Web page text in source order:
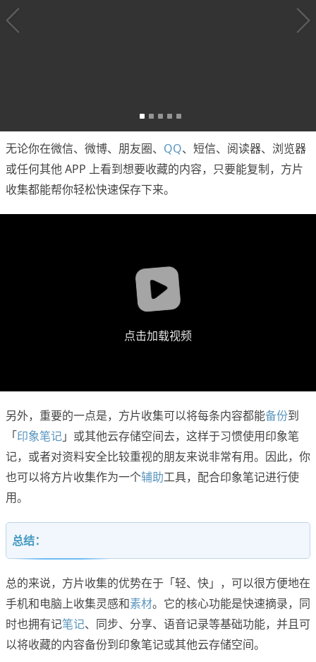
无论你在微信、微博、朋友圈、 QQ、短信、阅读器、浏览器
或任何其他 APP 上看到想要收藏的内容，只要能复制，方片
收集都能帮你轻松快速保存下来。
点击加载视频
另外，重要的一点是，方片收集可以将每条内容都能备份到
「印象笔记」或其他云存储空间去，这样于习惯使用印象笔
记，或者对资料安全比较重视的朋友来说非常有用。因此，你
也可以将方片收集作为一个辅助工具，配合印象笔记进行使
用。
总结：
总的来说，方片收集的优势在于「轻、快」，可以很方便地在
手机和电脑上收集灵感和素材。它的核心功能是快速摘录，同
时也拥有记笔记、同步、分享、语音记录等基础功能，并且可
以将收藏的内容备份到印象笔记或其他云存储空间。